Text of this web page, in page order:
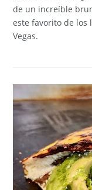
de un increíble
este favorito de los
Vegas.